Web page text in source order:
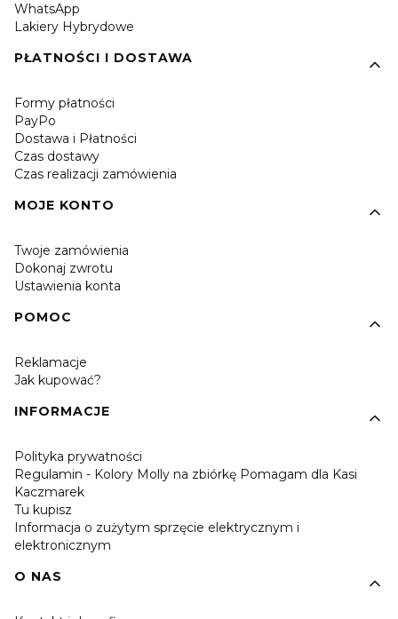
WhatsApp
Lakiery Hybrydowe
PŁATNOŚCI I DOSTAWA
Formy płatności
PayPo
Dostawa i Płatności
Czas dostawy
Czas realizacji zamówienia
MOJE KONTO
Twoje zamówienia
Dokonaj zwrotu
Ustawienia konta
POMOC
Reklamacje
Jak kupować?
INFORMACJE
Polityka prywatności
Regulamin - Kolory Molly na zbiórkę Pomagam dla Kasi
Kaczmarek
Tu kupisz
Informacja o zużytym sprzęcie elektrycznym i
elektronicznym
O NAS